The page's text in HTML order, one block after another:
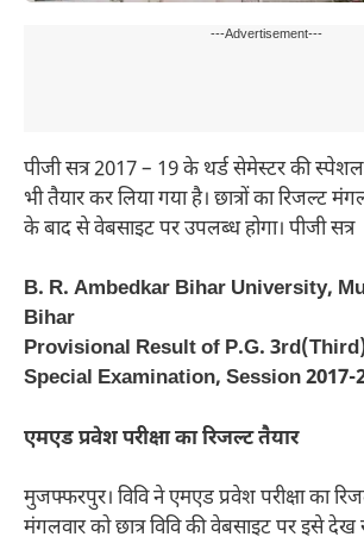
---Advertisement---
पीजी सत्र 2017 – 19 के थर्ड सेमेस्टर की स्पेशल
भी तैयार कर लिया गया है। छात्रों का रिजल्ट
के बाद से वेबसाइट पर उपलब्ध होगा। पीजी सत्र
B. R. Ambedkar Bihar University,
Bihar
Provisional Result of P.G.
Special Examination, Session 2017-
एमएड प्रवेश परीक्षा का रिजल्ट तैयार
मुजफ्फरपुर। विवि ने एमएड प्रवेश परीक्षा का
मंगलवार को छात्र विवि की वेबसाइट पर इसे